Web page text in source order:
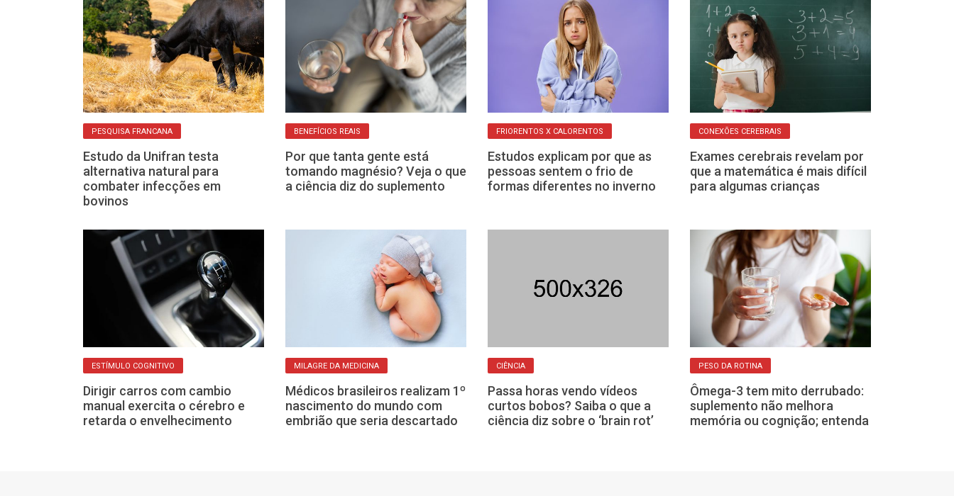
PESQUISA FRANCANA
Estudo da Unifran testa
alternativa natural para
combater infecções em
bovinos
BENEFÍCIOS REAIS
Por que tanta gente está
tomando magnésio? Veja o que
a ciência diz do suplemento
FRIORENTOS X CALORENTOS
Estudos explicam por que as
pessoas sentem o frio de
formas diferentes no inverno
CONEXÕES CEREBRAIS
Exames cerebrais revelam por
que a matemática é mais difícil
para algumas crianças
ESTÍMULO COGNITIVO
Dirigir carros com cambio
manual exercita o cérebro e
retarda o envelhecimento
MILAGRE DA MEDICINA
Médicos brasileiros realizam 1º
nascimento do mundo com
embrião que seria descartado
CIÊNCIA
Passa horas vendo vídeos
curtos bobos? Saiba o que a
ciência diz sobre o ‘brain rot’
PESO DA ROTINA
Ômega-3 tem mito derrubado:
suplemento não melhora
memória ou cognição; entenda